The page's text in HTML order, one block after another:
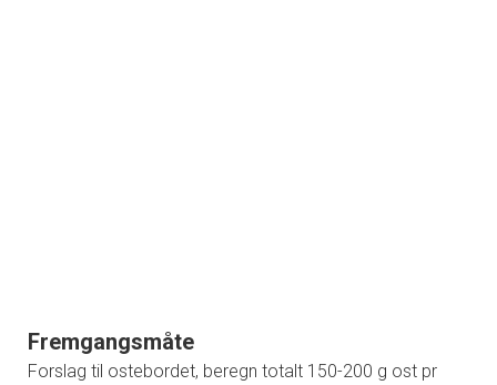
Fremgangsmåte
Forslag til ostebordet, beregn totalt 150-200 g ost pr